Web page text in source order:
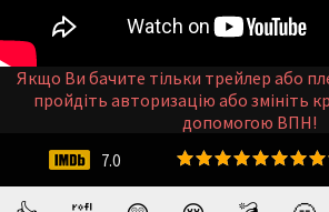
7.0
Якщо Ви бачите тільки трейлер або
пройдіть авторизацію або змініть
допомогою ВПН!